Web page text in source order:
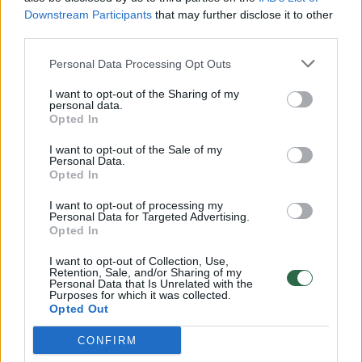
Downstream Participants that may further disclose it to other
Personal Data Processing Opt Outs
I want to opt-out of the Sharing of my
personal data.
Opted In
I want to opt-out of the Sale of my
Personal Data.
Opted In
I want to opt-out of processing my
Personal Data for Targeted Advertising.
Opted In
I want to opt-out of Collection, Use,
Retention, Sale, and/or Sharing of my
Personal Data that Is Unrelated with the
Purposes for which it was collected.
Opted Out
CONFIRM
00:01:14
gyvūnai
Žinios | Augintinis
Ką daryti, jei veido oda išsausėjo: dermatologė patarė,
ko būtina imtis
procedūros
Žinios | Pasaulis
Populiarėja keista ir šlykštoka veido procedūra, tačiau